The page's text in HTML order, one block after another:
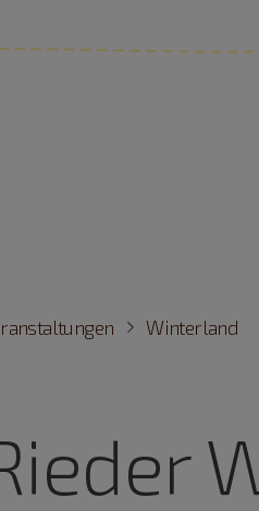
Winterland